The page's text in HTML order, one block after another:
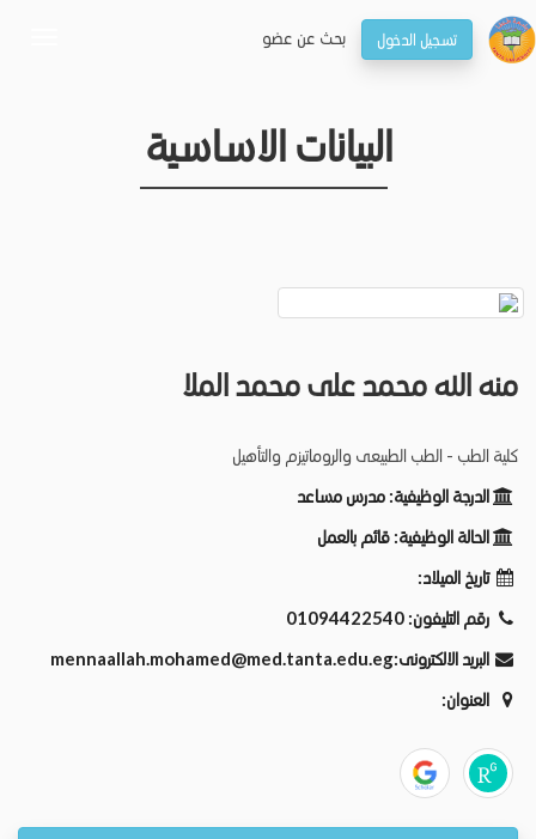
تسجيل الدخول بحـث عن عضو
البيانات الاساسية
منه الله محمد على محمد الملا
كلية الطب - الطب الطبيعى والروماتيزم والتأهيل
الدرجة الوظيفية: مدرس مساعد
الحالة الوظيفية: قائم بالعمل
تاريخ الميلاد:
رقم التليفون: 01094422540
البريد الالكترونى:mennaallah.mohamed@med.tanta.edu.eg
العنوان: